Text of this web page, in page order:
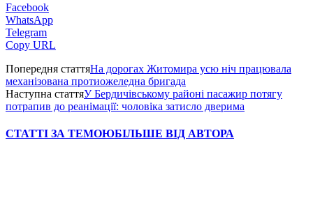
Facebook
WhatsApp
Telegram
Copy URL
Попередня статтяНа дорогах Житомира усю ніч працювала
механізована протиожеледна бригада
Наступна статтяУ Бердичівському районі пасажир потягу
потрапив до реанімації: чоловіка затисло дверима
СТАТТІ ЗА ТЕМОЮБІЛЬШЕ ВІД АВТОРА